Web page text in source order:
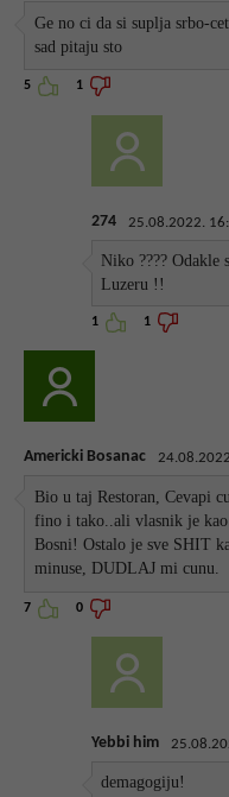
Ge no ci da si suplja srbo-
sad pitaju sto
5 1
274 25.08.2022.
Niko ???? Odakle
Luzeru !!
1 1
Americki Bosanac
Bio u taj Restoran, Cevapi
fino i tako..ali vlasnik je
Bosni! Ostalo je sve SHIT
minuse, DUDLAJ mi cunu.
7 0
Yebbi him
demagogiju!